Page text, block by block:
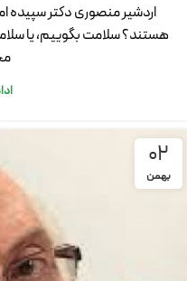
اردشیر منصوری دکتر سپیده
هستند؟ سلامت بگوييم، يا
02
بهمن